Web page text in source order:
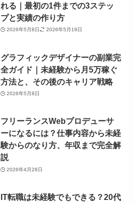
れる｜最初の1件までの3ステッ
プと実績の作り方
2026年5月8日 2026年5月19日
グラフィックデザイナーの副業完
全ガイド｜未経験から月5万稼ぐ
方法と、その後のキャリア戦略
2026年5月8日
フリーランスWebプロデューサ
ーになるには？仕事内容から未経
験からのなり方、年収まで完全解
説
2026年4月28日
IT転職は未経験でもできる？20代